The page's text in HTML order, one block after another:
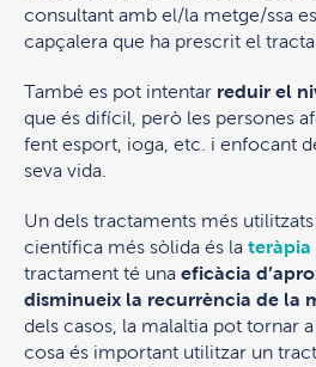
consultant amb el/la metge/ssa
capçalera que ha prescrit el
També es pot intentar reduir el
que és difícil, però les persones
fent esport, ioga, etc. i enfocant
seva vida.
Un dels tractaments més
científica més sòlida és la
tractament té una eficàcia
disminueix la recurrència de la
dels casos, la malaltia pot tornar
cosa és important utilitzar un